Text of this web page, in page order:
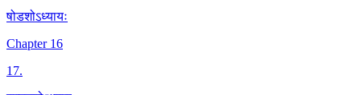
षोडशोऽध्यायः
Chapter 16
17.